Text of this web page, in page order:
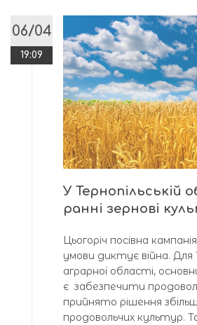
06/04
19:09
У Тернопільській
ранні зернові
Цьогоріч посівна
умови диктує війна. Для
аграрної області,
є забезпечити
прийнято рішення
продовольчих культур.